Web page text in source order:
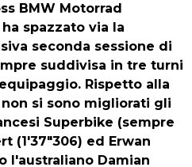
BMW Motorrad
spazzato via la
seconda sessione di
suddivisa in tre turni
Rispetto alla
si sono migliorati gli
Superbike (sempre
(1'37"306) ed Erwan
l'australiano Damian